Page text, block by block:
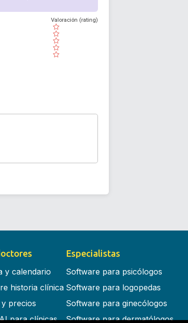
( )
( )
( )
( )
( )
Valoración (rating)
y calendario
historia clínica
precios
para clínicas
Especialistas
Software para psicólogos
Software para logopedas
Software para ginecólogos
Software para dermatólogos